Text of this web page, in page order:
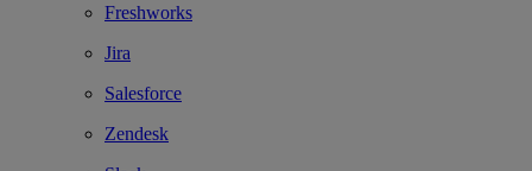
Freshworks
Jira
Salesforce
Zendesk